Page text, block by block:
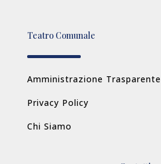
Teatro Comunale
Amministrazione Trasparente
Privacy Policy
Chi Siamo